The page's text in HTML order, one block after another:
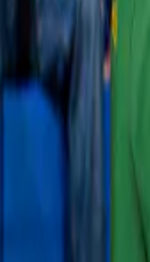
Ab Hiroshima: Hiroshima &
Bustour mit UNESCO-
Friedensgedenkpark,
Itsukushima-Schrein
Hiroshima & Miyajima
Slide 1 of 1, Map
Hiroshima areas in Japan